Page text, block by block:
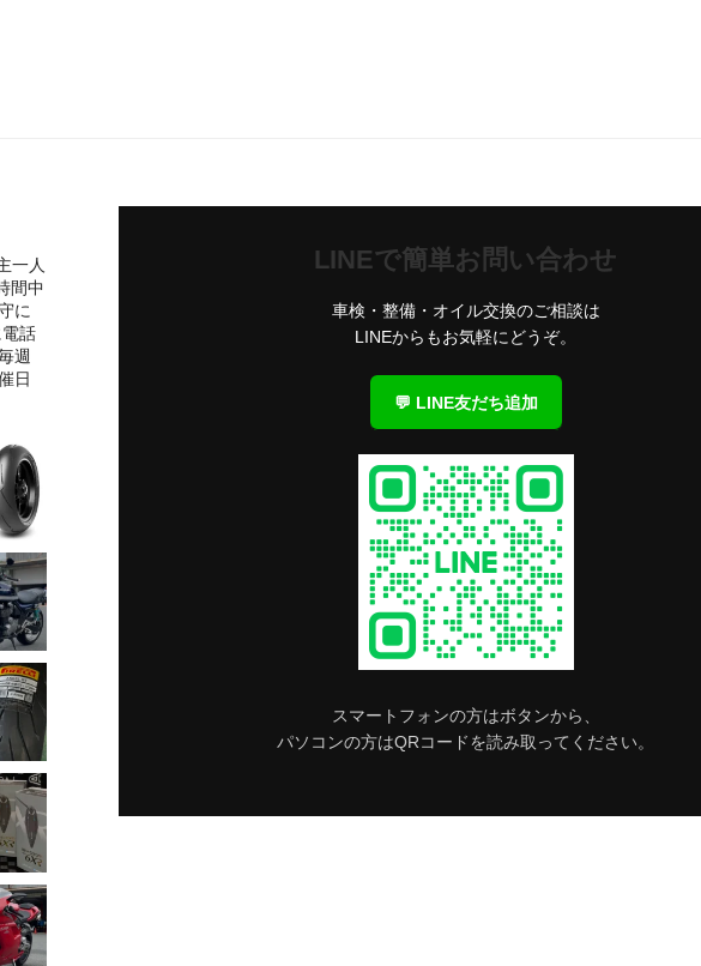
一人
間中
に
話
週
日
LINEで簡単お問い合わせ
車検・整備・オイル交換のご相談は
LINEからもお気軽にどうぞ。
💬 LINE友だち追加
スマートフォンの方はボタンから、
パソコンの方はQRコードを読み取ってください。